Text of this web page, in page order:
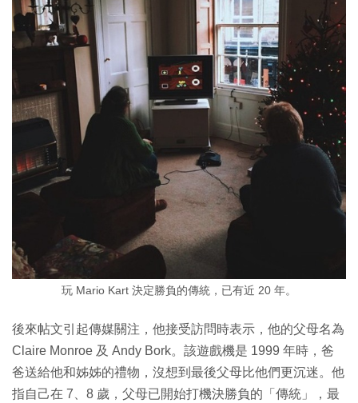
玩 Mario Kart 決定勝負的傳統，已有近 20 年。
後來帖文引起傳媒關注，他接受訪問時表示，他的父母名為
Claire Monroe 及 Andy Bork。該遊戲機是 1999 年時，爸
爸送給他和姊姊的禮物，沒想到最後父母比他們更沉迷。他
指自己在 7、8 歲，父母已開始打機決勝負的「傳統」，最